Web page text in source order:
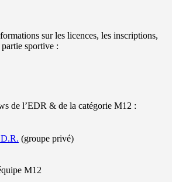
sur les licences, les inscriptions,
sportive :
de l’EDR & de la catégorie M12 :
(groupe privé)
M12